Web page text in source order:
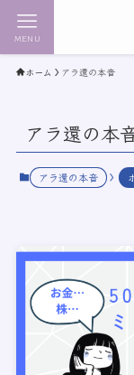
MENU
ホーム アラ還の本音
アラ還の本
アラ還の本音